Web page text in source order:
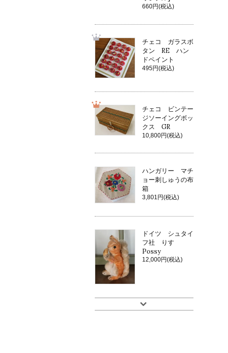
660円(税込)
チェコ ガラスボ
タン RE ハン
ドペイント
495円(税込)
チェコ ビンテー
ジソーイングボッ
クス GR
10,800円(税込)
ハンガリー マチ
ョー刺しゅうの布
箱
3,801円(税込)
ドイツ シュタイ
フ社 りす
Possy
12,000円(税込)